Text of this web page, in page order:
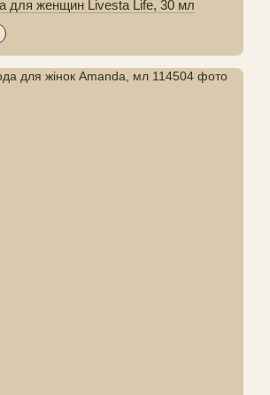
для женщин Livesta Life, 30 мл